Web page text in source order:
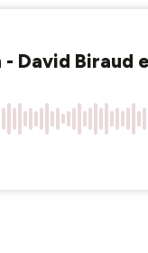
- David Biraud